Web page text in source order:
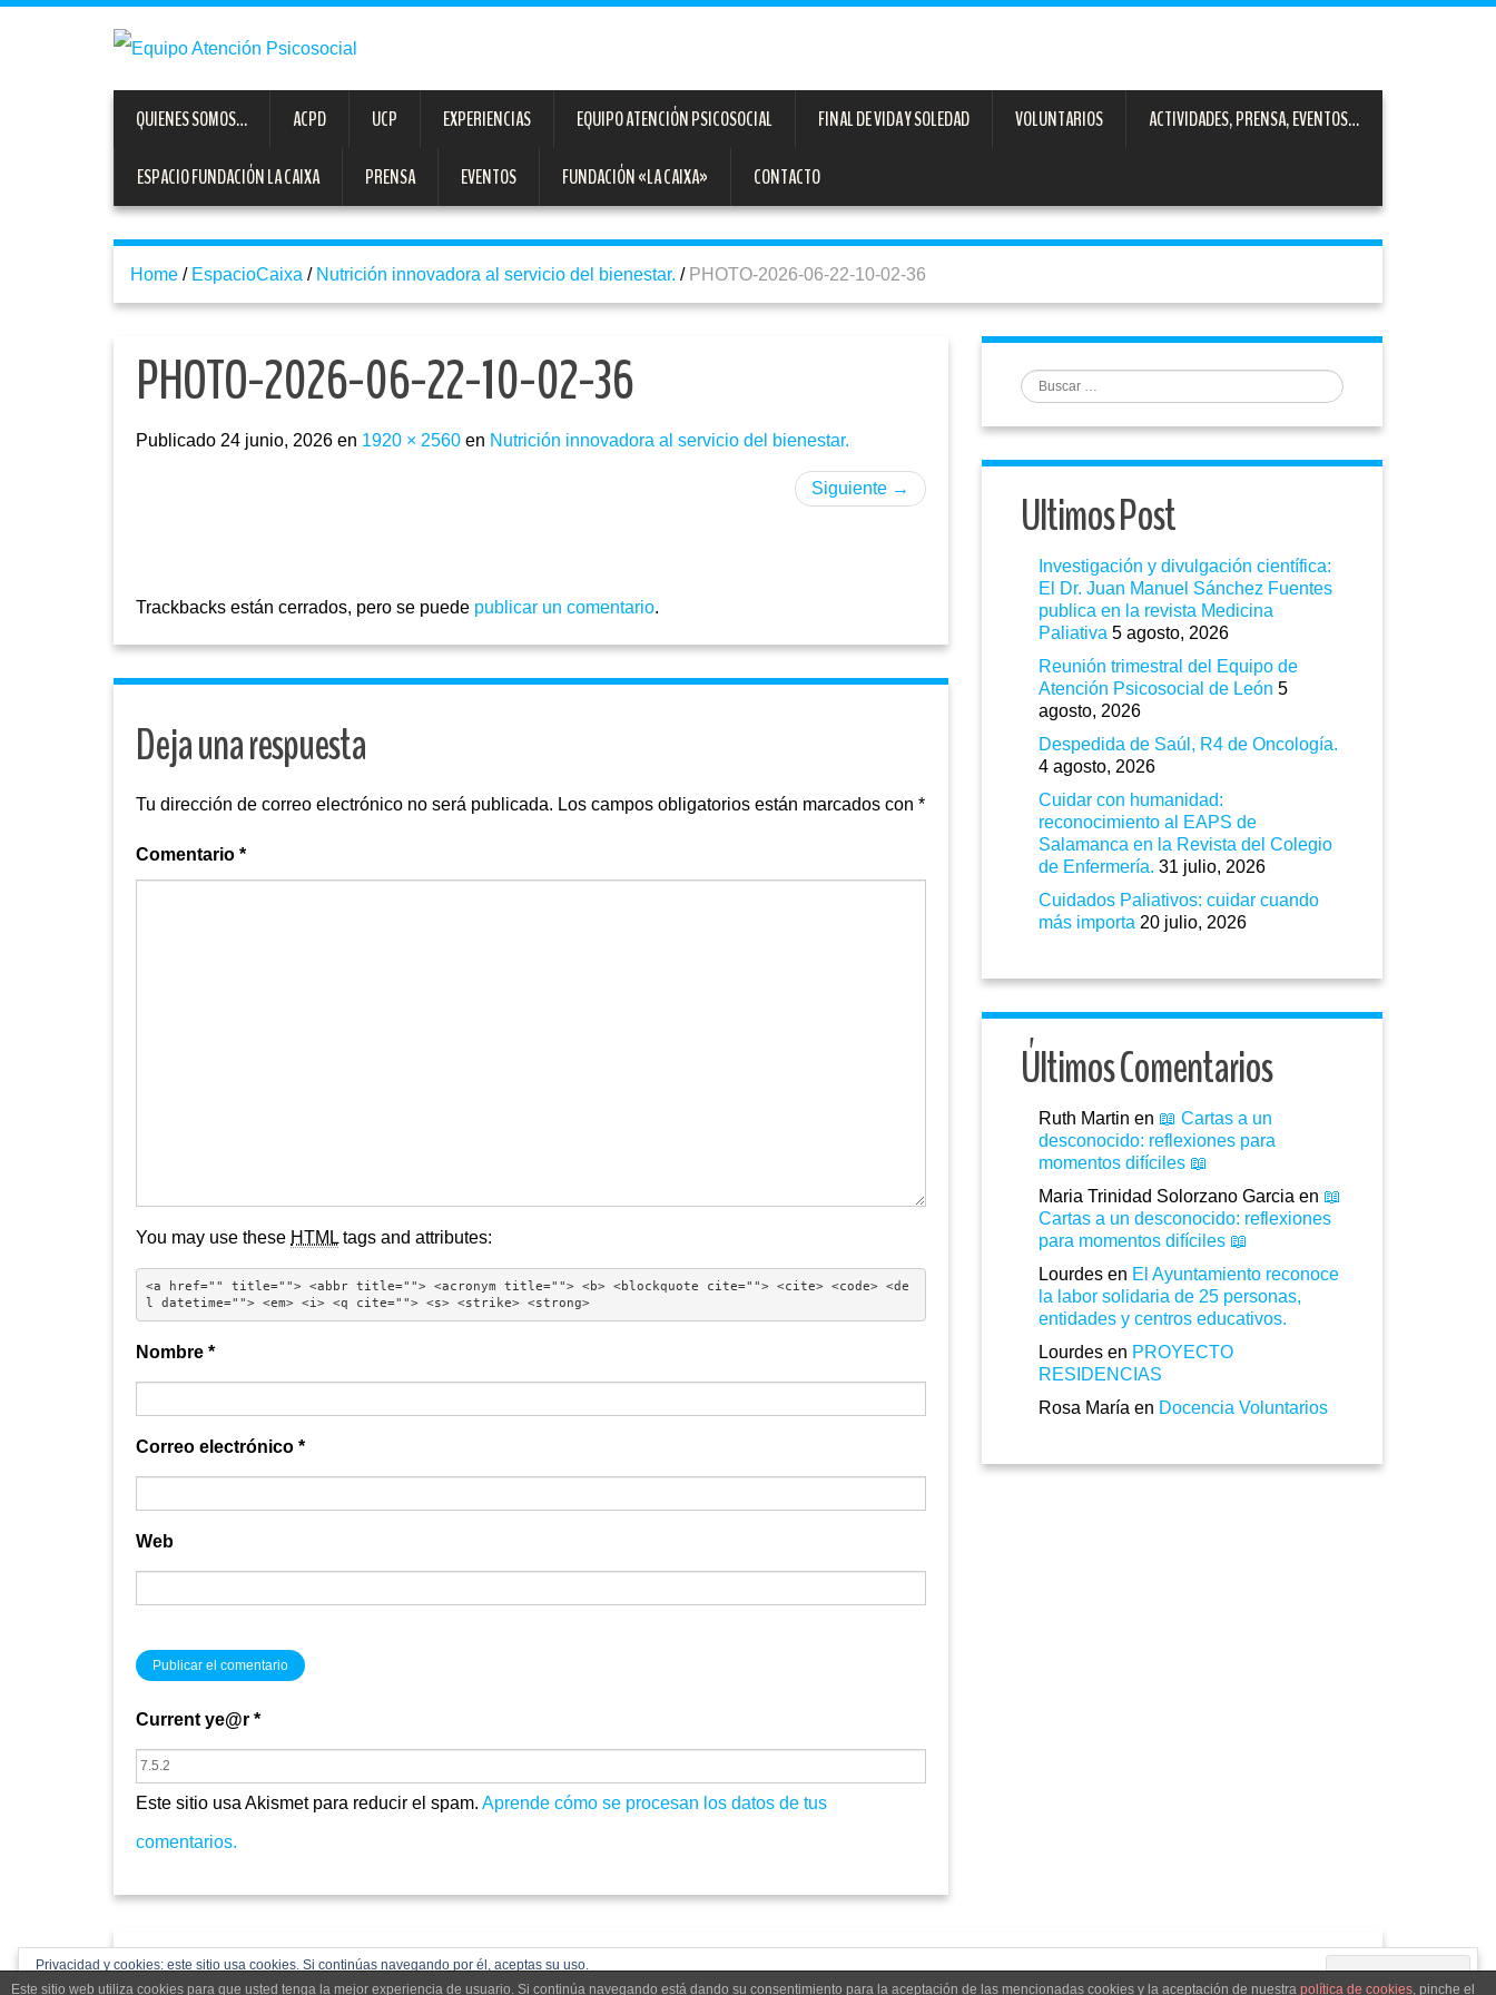
QUIENES SOMOS… ACPD UCP EXPERIENCIAS EQUIPO ATENCIÓN PSICOSOCIAL FINAL DE VIDA Y SOLEDAD VOLUNTARIOS ACTIVIDADES, PRENSA, EVENTOS…
ESPACIO FUNDACIÓN LA CAIXA PRENSA EVENTOS FUNDACIÓN «LA CAIXA» CONTACTO
Home / EspacioCaixa / Nutrición innovadora al servicio del bienestar. / PHOTO-2026-06-22-10-02-36
PHOTO-2026-06-22-10-02-36
Publicado 24 junio, 2026 en 1920 × 2560 en Nutrición innovadora al servicio del bienestar.
Siguiente →
Trackbacks están cerrados, pero se puede publicar un comentario.
Deja una respuesta
Tu dirección de correo electrónico no será publicada. Los campos obligatorios están marcados con *
Comentario *
You may use these HTML tags and attributes:
<a href="" title=""> <abbr title=""> <acronym title=""> <b> <blockquote cite=""> <cite> <code> <de
l datetime=""> <em> <i> <q cite=""> <s> <strike> <strong>
Nombre *
Correo electrónico *
Web
Current ye@r *
Este sitio usa Akismet para reducir el spam. Aprende cómo se procesan los datos de tus
comentarios.
Buscar
Ultimos Post
Investigación y divulgación científica:
El Dr. Juan Manuel Sánchez Fuentes
publica en la revista Medicina
Paliativa 5 agosto, 2026
Reunión trimestral del Equipo de
Atención Psicosocial de León 5
agosto, 2026
Despedida de Saúl, R4 de Oncología.
4 agosto, 2026
Cuidar con humanidad:
reconocimiento al EAPS de
Salamanca en la Revista del Colegio
de Enfermería. 31 julio, 2026
Cuidados Paliativos: cuidar cuando
más importa 20 julio, 2026
Últimos Comentarios
Ruth Martin en 📖 Cartas a un
desconocido: reflexiones para
momentos difíciles 📖
Maria Trinidad Solorzano Garcia en 📖
Cartas a un desconocido: reflexiones
para momentos difíciles 📖
Lourdes en El Ayuntamiento reconoce
la labor solidaria de 25 personas,
entidades y centros educativos.
Lourdes en PROYECTO
RESIDENCIAS
Rosa María en Docencia Voluntarios
Privacidad y cookies: este sitio usa cookies. Si continúas navegando por él, aceptas su uso.
acpdcastillayleon.com 2024
Este sitio web utiliza cookies para que usted tenga la mejor experiencia de usuario. Si continúa navegando está dando su consentimiento para la aceptación de las mencionadas cookies y la aceptación de nuestra política de cookies, pinche el